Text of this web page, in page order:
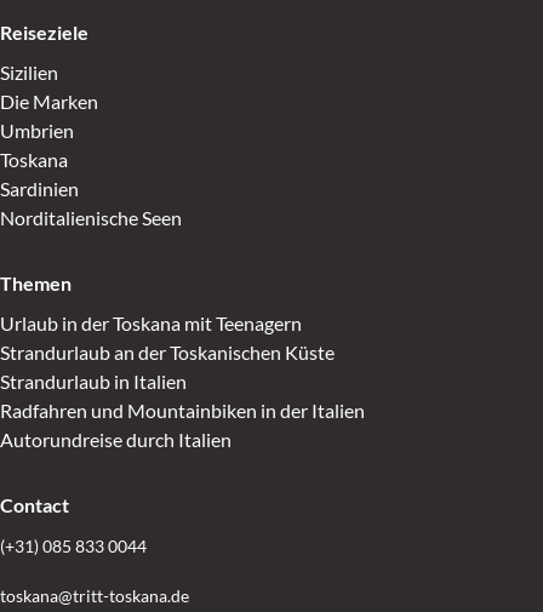
Reiseziele
Sizilien
Die Marken
Umbrien
Toskana
Sardinien
Norditalienische Seen
Themen
Urlaub in der Toskana mit Teenagern
Strandurlaub an der Toskanischen Küste
Strandurlaub in Italien
Radfahren und Mountainbiken in der Italien
Autorundreise durch Italien
Contact
(+31) 085 833 0044
toskana@tritt-toskana.de